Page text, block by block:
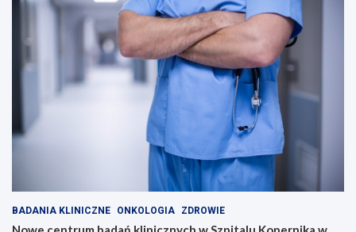
BADANIA KLINICZNE ONKOLOGIA ZDROWIE